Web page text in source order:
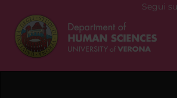
Segui su